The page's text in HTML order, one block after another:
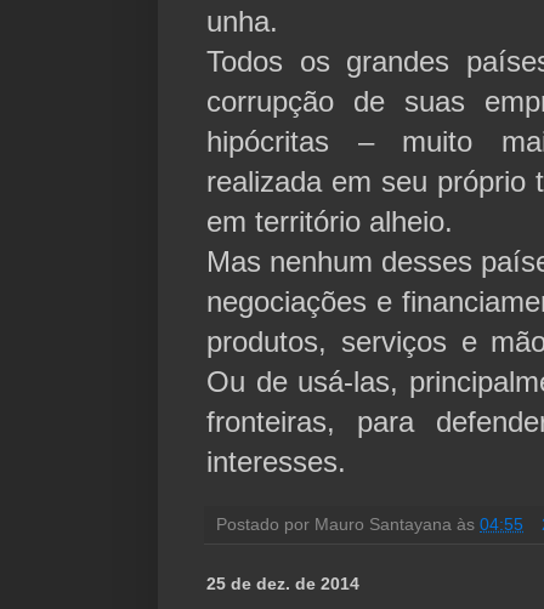
unha.
Todos os grandes
corrupção de suas
hipócritas – muito
realizada em seu próprio
em território alheio.
Mas nenhum desses
negociações e
produtos, serviços e
Ou de usá-las,
fronteiras, para
interesses.
Postado por Mauro Santayana às 04:55
25 de dez. de 2014